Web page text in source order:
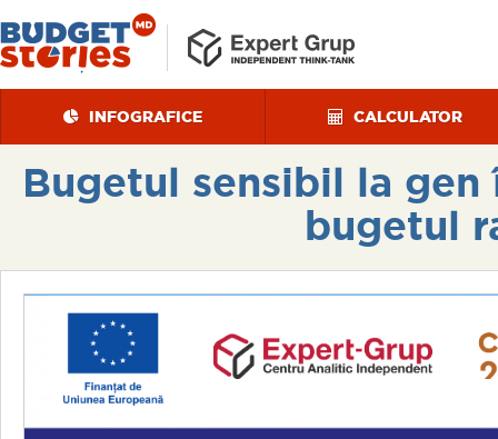
INFOGRAFICE CALCULATOR
Bugetul sensibil la
bugetul